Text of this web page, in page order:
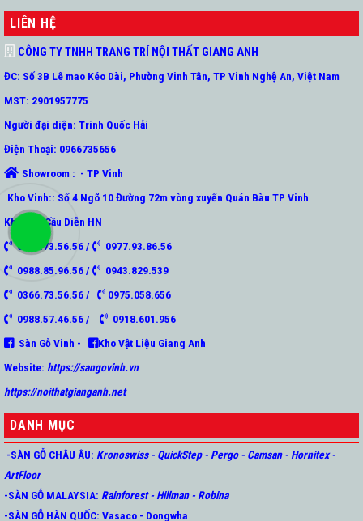
LIÊN HỆ
CÔNG TY TNHH TRANG TRÍ NỘI THẤT GIANG ANH
ĐC: Số 3B Lê mao Kéo Dài, Phường Vinh Tân, TP Vinh Nghệ An, Việt Nam
MST: 2901957775
Người đại diện: Trình Quốc Hải
Điện Thoại: 0966735656
Showroom : - TP Vinh
Kho Vinh:: Số 4 Ngõ 10 Đường 72m vòng xuyến Quán Bàu TP Vinh
Kho HN: Cầu Diễn HN
0966.73.56.56 /
0977.93.86.56
0988.85.96.56 /
0943.829.539
0366.73.56.56 /
0975.058.656
0988.57.46.56 /
0918.601.956
Sàn Gỗ Vinh -
Kho Vật Liệu Giang Anh
Website: https://sangovinh.vn
https://noithatgianganh.net
DANH MỤC
-SÀN GỖ CHÂU ÂU: Kronoswiss-QuickStep-Pergo-Camsan-Hornitex -
ArtFloor
-SÀN GỖ MALAYSIA: Rainforest-Hillman-Robina
-SÀN GỖ HÀN QUỐC: Vasaco - Dongwha